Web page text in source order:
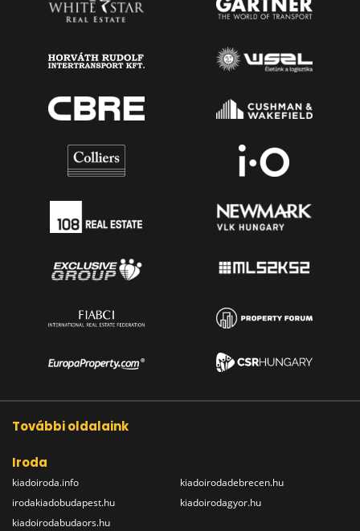
További oldalaink
Iroda
kiadoiroda.info
irodakiadobudapest.hu
kiadoirodabudaors.hu
kiadoirodadebrecen.hu
kiadoirodagyor.hu